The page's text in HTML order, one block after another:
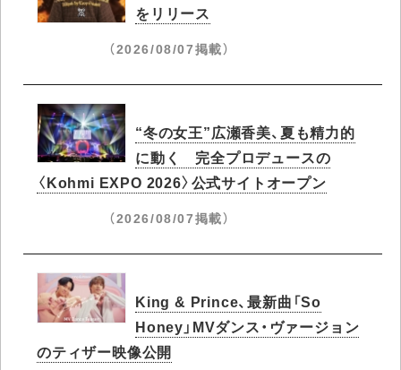
をリリース
（2026/08/07掲載）
“冬の女王”広瀬香美、夏も精力的
に動く 完全プロデュースの
〈Kohmi EXPO 2026〉公式サイトオープン
（2026/08/07掲載）
King & Prince、最新曲「So
Honey」MVダンス・ヴァージョン
のティザー映像公開